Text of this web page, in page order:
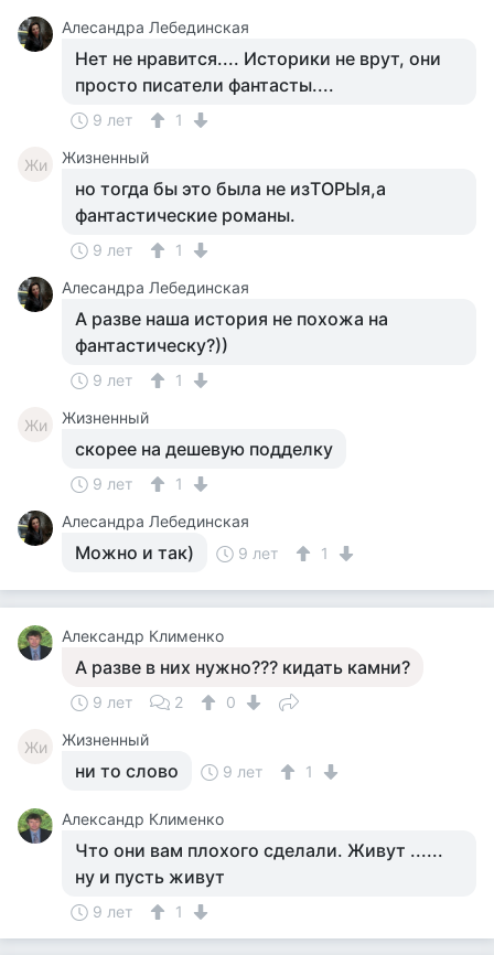
Алесандра Лебединская
Нет не нравится.... Историки не врут, они
просто писатели фантасты....
9 лет 1
Жи Жизненный
но тогда бы это была не изТОРЫя,а
фантастические романы.
9 лет
1
Алесандра Лебединская
А разве наша история не похожа на
фантастическу?))
9 лет 1
Жи Жизненный
скорее на дешевую подделку
9 лет
1
Алесандра Лебединская
Можно и так) 9 лет 1
Александр Клименко
А разве в них нужно??? кидать камни?
9 лет 2 0
Жи Жизненный
ни то слово 9 лет 1
Александр Клименко
Что они вам плохого сделали. Живут ......
ну и пусть живут
9 лет 1